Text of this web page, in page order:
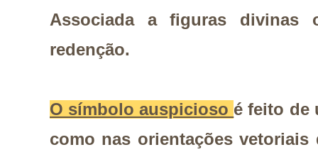
Associada a figuras divinas
redenção.
O símbolo auspicioso é feito de
como nas orientações